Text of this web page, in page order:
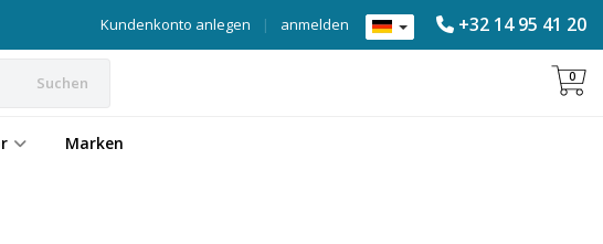
+32 14 95 41 20
anmelden
|
Kundenkonto anlegen
Suchen 0
Marken